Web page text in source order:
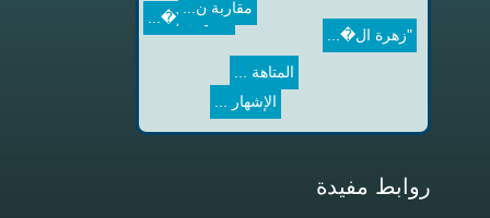
الصهيل (�...
الإشهار ...
المتاهة ...
روابط مفيدة